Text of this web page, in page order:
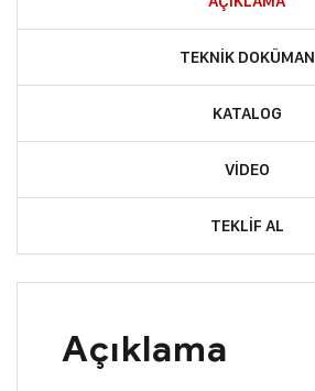
TEKNIK DOKÜMAN
KATALOG
VIDEO
TEKLIF AL
Açıklama